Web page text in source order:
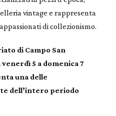
vintage e rappresenta
di collezionismo.
di Campo San
5 a domenica 7
una delle
dell’intero periodo